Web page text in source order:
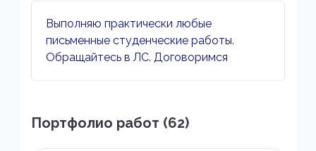
Выполняю практически любые
письменные студенческие работы.
Обращайтесь в ЛС. Договоримся
Портфолио работ (62)